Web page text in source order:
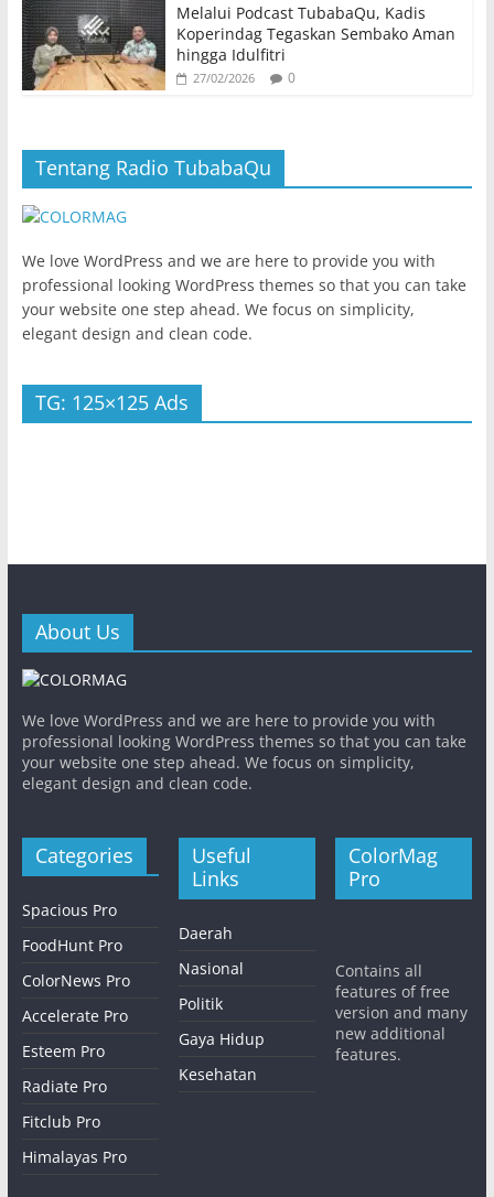
Melalui Podcast TubabaQu, Kadis
Koperindag Tegaskan Sembako Aman
hingga Idulfitri
27/02/2026 0
Tentang Radio TubabaQu
We love WordPress and we are here to provide you with
professional looking WordPress themes so that you can take
your website one step ahead. We focus on simplicity,
elegant design and clean code.
TG: 125×125 Ads
About Us
We love WordPress and we are here to provide you with
professional looking WordPress themes so that you can take
your website one step ahead. We focus on simplicity,
elegant design and clean code.
Categories
Spacious Pro
FoodHunt Pro
ColorNews Pro
Accelerate Pro
Esteem Pro
Radiate Pro
Fitclub Pro
Himalayas Pro
Useful
Links
Daerah
Nasional
Politik
Gaya Hidup
Kesehatan
ColorMag
Pro
Contains all
features of free
version and many
new additional
features.